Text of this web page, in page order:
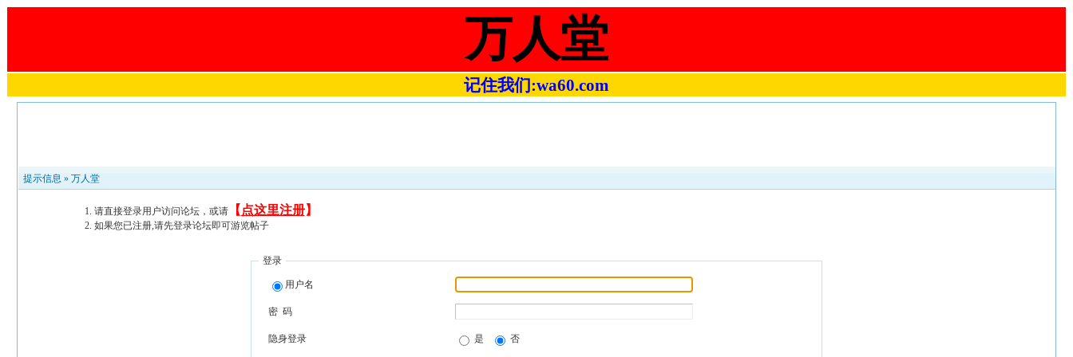
万人堂
记住我们:wa60.com
提示信息 » 万人堂
请直接登录用户访问论坛，或请【 点这里注册】
如果您已注册,请先登录论坛即可游览帖子
登录
用户名
密 码
隐身登录 是 否